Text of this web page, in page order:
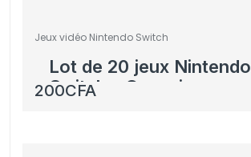
Jeux vidéo Nintendo Switch
Lot de 20 jeux Nintendo
Switch – Occasion
200CFA